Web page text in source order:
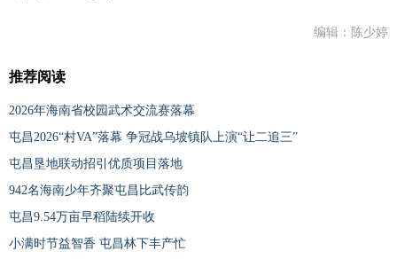
编辑：陈少婷
推荐阅读
2026年海南省校园武术交流赛落幕
屯昌2026“村VA”落幕 争冠战乌坡镇队上演“让二追三”
屯昌垦地联动招引优质项目落地
942名海南少年齐聚屯昌比武传韵
屯昌9.54万亩早稻陆续开收
小满时节益智香 屯昌林下丰产忙